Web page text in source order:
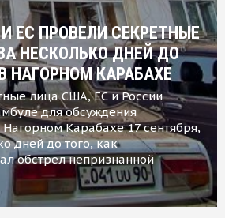
ЕС ПРОВЕЛИ СЕКРЕТНЫЕ
НЕСКОЛЬКО ДНЕЙ ДО
НАГОРНОМ КАРАБАХЕ
лица США, ЕС и России
для обсуждения
Нагорном Карабахе 17 сентября,
дней до того, как
обстрел непризнанной